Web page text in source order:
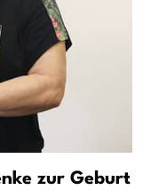
zur Geburt